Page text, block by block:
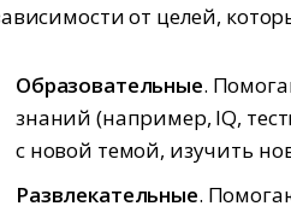
от целей,
Образовательные.
знаний (например, IQ,
с новой темой, изучить
Развлекательные.